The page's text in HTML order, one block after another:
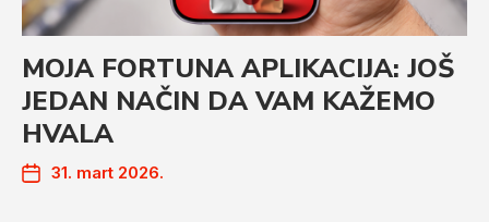
MOJA FORTUNA APLIKACIJA: JOŠ
JEDAN NAČIN DA VAM KAŽEMO
HVALA
31. mart 2026.